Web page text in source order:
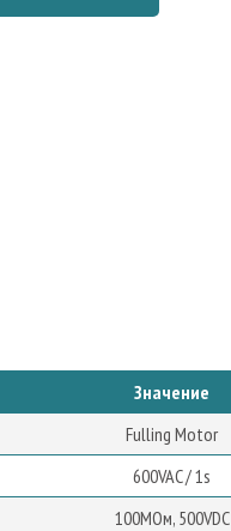
Значение
Fulling Motor
600VAC / 1s
100MОм, 500VDC